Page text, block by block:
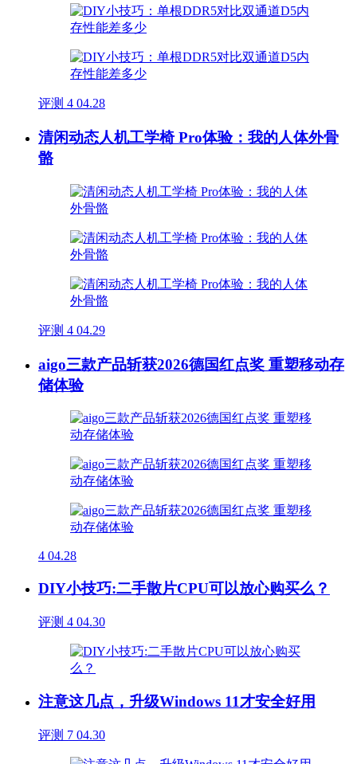
评测 4 04.28
清闲动态人机工学椅 Pro体验：我的人体外骨
骼
评测 4 04.29
aigo三款产品斩获2026德国红点奖 重塑移动存
储体验
4 04.28
DIY小技巧:二手散片CPU可以放心购买么？
评测 4 04.30
注意这几点，升级Windows 11才安全好用
评测 7 04.30